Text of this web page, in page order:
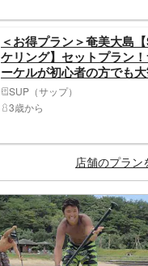
＜お得プラン＞奄美大島
ケリング】セットプラン
ーケルが初心者の方でも
可能・ドローン空撮動画で
無料プレゼントあり（120
可能
SUP（サップ）
3歳から
店舗のプラ